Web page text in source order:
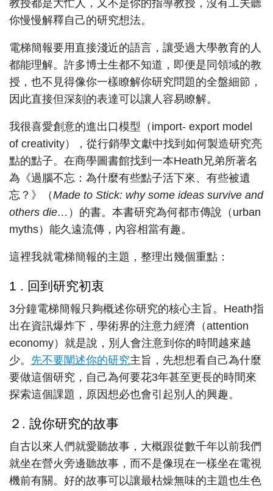
教授都是大忙人，又不是你的指導教授，沒有工夫聽
你慢慢解釋自己的研究想法。
電梯簡報要用直接淺近的語言，讓受過大學教育的人
都能理解。許多博士生都不知道，即便是同領域的教
授，也不見得像你一樣瞭解你研究問題的全盤細節，
因此直接但深刻的表達可以讓人容易瞭解。
我很喜愛創意的進出口模型（import- export model
of creativity），從行銷學文獻中找到如何製造研究亮
點的點子。在商學圖書館找到一本Heath兄弟所著名
為《過腦不忘：為什麼有些點子活下來、有些被遺
忘？》（Made to Stick: why some ideas survive and
others die… ）的書。本書研究為何都市傳說（urban
myths）能久遠流傳，內容相當有趣。
這裡我就電梯簡報的主題，整理出幾個重點：
1 . 回到研究初衷
3分鐘電梯簡報只夠概述你研究的核心主旨。Heath指
出在資訊爆炸下，學術界的注意力經濟（attention
economy）就是說，別人會注意到你的時間越來越
少。 先不要闡述你的研究主旨，先想想看自己為什麼
要做這個研究，自己為何要花3年甚至更長的時間來
探索這個課題，原因想必也會引起別人的興趣。
２. 說你研究的故事
自古以來人們就愛聽故事，大概跟從數千年以前我們
就坐在營火旁邊聽故事，而不是像現在一樣坐在電視
機前有關。好的故事可以讓最枯燥無味的主題也生色